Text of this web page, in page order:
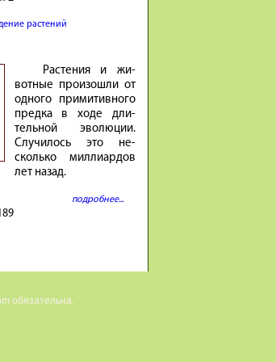
растений
Расте­ния и жи­
вотные про­изошли от
од­ного при­ми­тив­ного
предка в ходе дли­
тель­ной эволю­ции.
Случи­лось это не­
сколько милли­ар­дов
лет на­зад.
подробнее...
обязательна.